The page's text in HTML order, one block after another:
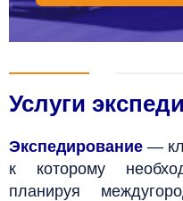
Услуги
Экспедирование —
к которому
планируя